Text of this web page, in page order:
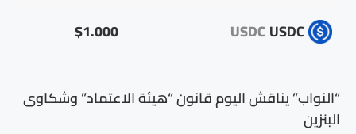
USDC
USDC
$1.000
“النواب” يناقش اليوم قانون “هيئة الاعتماد” وشكاوى
البنزين